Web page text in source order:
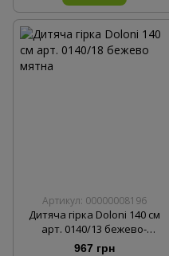
Артикул: 00000008196
Дитяча гірка Doloni 140 см
арт. 0140/13 бежево-
бірюзова
967 грн